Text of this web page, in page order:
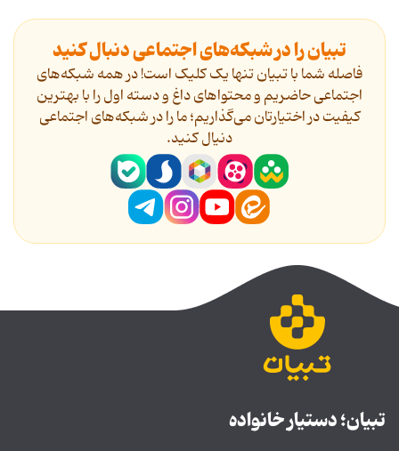
تبیان را در شبکه‌های اجتماعی دنبال کنید
فاصله شما با تبیان تنها یک کلیک است! در همه شبکه‌های
اجتماعی حاضریم و محتواهای داغ و دسته اول را با بهترین
کیفیت در اختیارتان می‌گذاریم؛ ما را در شبکه‌های اجتماعی
دنیال کنید.
تبیان؛ دستیار خانواده